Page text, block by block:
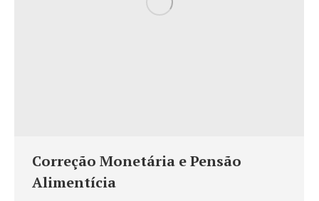
Correção Monetária e Pensão
Alimentícia